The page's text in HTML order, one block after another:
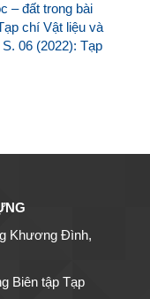
– đất trong bài
chí Vật liệu và
06 (2022): Tạp
Khương Đình,
Biên tập Tạp